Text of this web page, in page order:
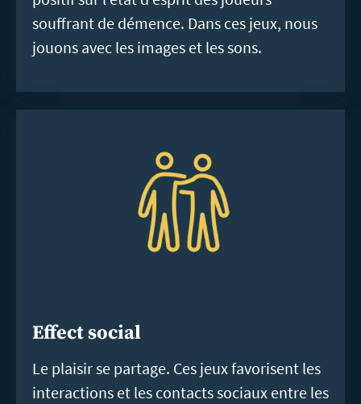
souffrant de démence. Dans ces jeux, nous
jouons avec les images et les sons.
Effect social
Le plaisir se partage. Ces jeux favorisent les
interactions et les contacts sociaux entre les